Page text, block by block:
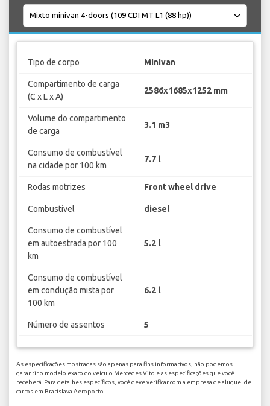
Tipo de corpo Minivan
Compartimento de carga
(C x L x A)
2586x1685x1252 mm
Volume do compartimento
de carga
3.1 m3
Consumo de combustível
na cidade por 100 km
7.7 l
Rodas motrizes Front wheel drive
Combustível diesel
Consumo de combustível
em autoestrada por 100
km
5.2 l
Consumo de combustível
em condução mista por
100 km
6.2 l
Número de assentos 5
As especificações mostradas são apenas para fins informativos, não podemos
garantir o modelo exato do veículo Mercedes Vito e as especificações que você
receberá. Para detalhes específicos, você deve verificar com a empresa de aluguel de
carros em Bratislava Aeroporto.